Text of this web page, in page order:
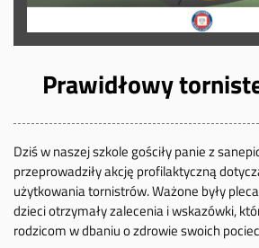
Prawidłowy
Dziś w naszej szkole gościły panie z
przeprowadziły akcję profilaktyczną
użytkowania tornistrów. Ważone były
dzieci otrzymały zalecenia i wskazówki,
rodzicom w dbaniu o zdrowie swoich